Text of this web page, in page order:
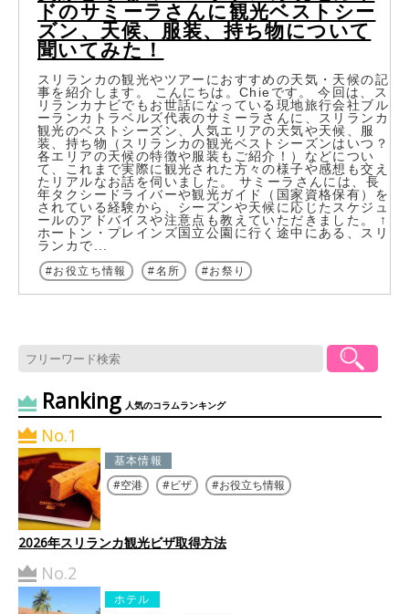
ドのサミーラさんに観光ベストシー
ズン、天候、服装、持ち物について
聞いてみた！
スリランカの観光やツアーにおすすめの天気・天候の記
事を紹介します。 こんにちは。Chieです。 今回は、ス
リランカナビでもお世話になっている現地旅行会社ブル
ーランカトラベルズ代表のサミーラさんに、スリランカ
観光のベストシーズン、人気エリアの天気や天候、服
装、持ち物（スリランカの観光ベストシーズンはいつ？
各エリアの天候の特徴や服装もご紹介！）などについ
て、これまで実際に観光された方々の様子や感想も交え
たリアルなお話を伺いました。 サミーラさんには、長
年タクシードライバーや観光ガイド（国家資格保有）を
されている経験から、シーズンや天候に応じたスケジュ
ールのアドバイスや注意点も教えていただきました。 ↑
ホートン・プレインズ国立公園に行く途中にある、スリ
ランカで...
お役立ち情報 名所 お祭り
Ranking 人気のコラムランキング
No.1
基本情報
空港
ビザ お役立ち情報
2026年スリランカ観光ビザ取得方法
No.2
ホテル